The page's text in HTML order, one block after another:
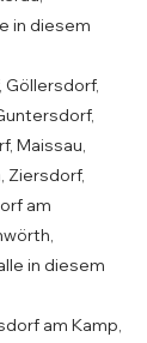
in diesem
Göllersdorf,
Maissau,
Ziersdorf,
am
in diesem
am Kamp,